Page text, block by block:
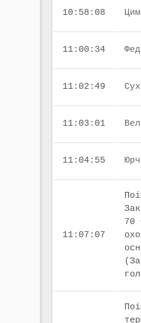
10:58:08
11:00:34
11:02:49
11:03:01
11:04:55
11:07:07
70